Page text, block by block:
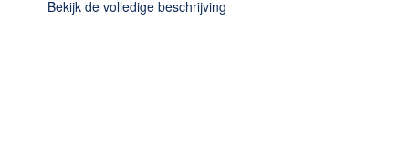
Bekijk de volledige beschrijving